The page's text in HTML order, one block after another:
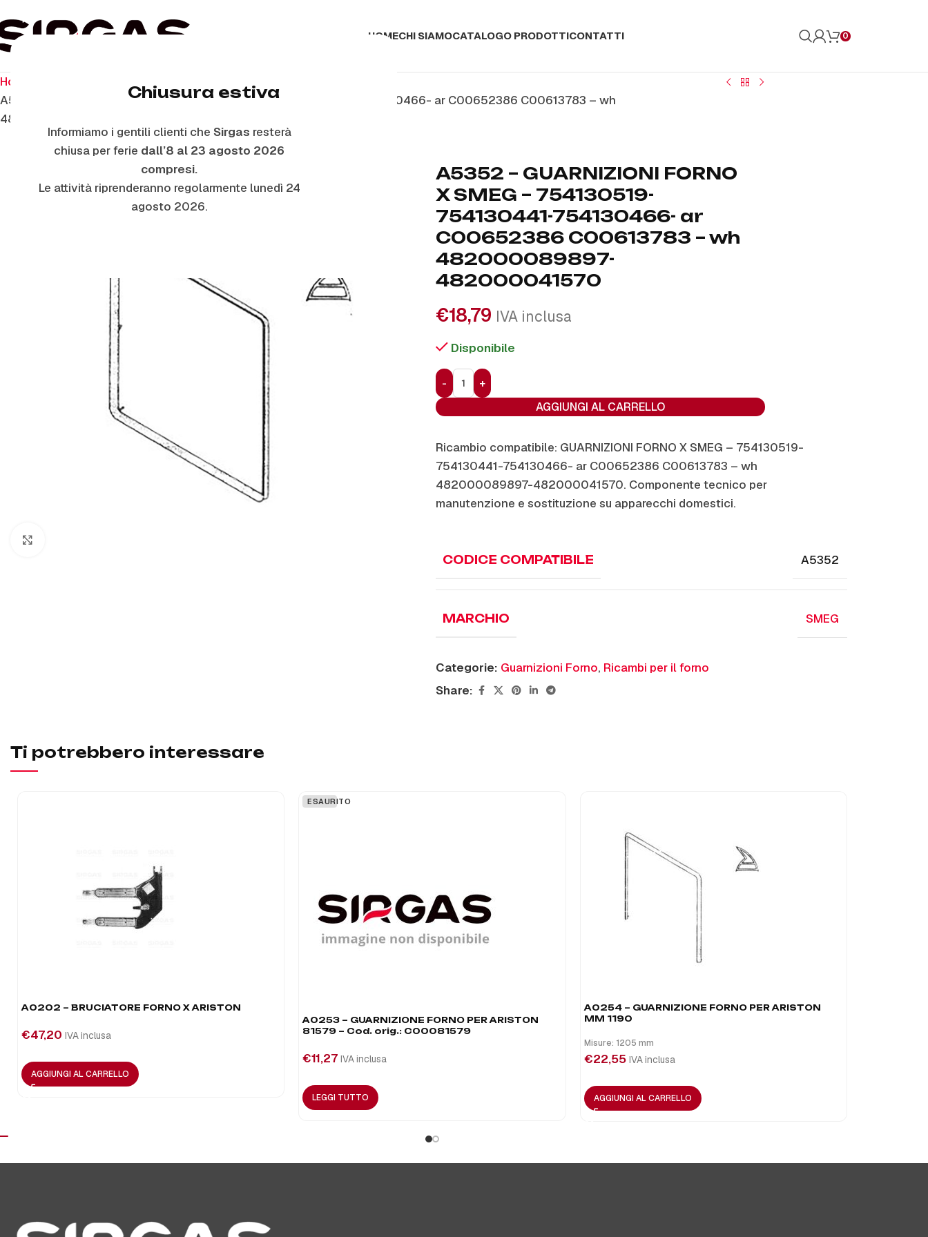
Chiusura estiva
Informiamo i gentili clienti che Sirgas resterà
chiusa per ferie dall’8 al 23 agosto 2026
compresi.
Le attività riprenderanno regolarmente lunedì 24
agosto 2026.
HOMECHI SIAMOCATALOGO PRODOTTICONTATTI 0
Home
A5352 – GUARNIZIONI FORNO X SMEG – 754130519-754130441-754130466- ar C00652386 C00613783 – wh
482000089897-482000041570
A5352 – GUARNIZIONI FORNO
X SMEG – 754130519-
754130441-754130466- ar
C00652386 C00613783 – wh
482000089897-
482000041570
€18,79 IVA inclusa
Disponibile
AGGIUNGI AL CARRELLO
Ricambio compatibile: GUARNIZIONI FORNO X SMEG – 754130519-
754130441-754130466- ar C00652386 C00613783 – wh
482000089897-482000041570. Componente tecnico per
manutenzione e sostituzione su apparecchi domestici.
CODICE COMPATIBILE A5352
MARCHIO SMEG
Categorie: Guarnizioni Forno, Ricambi per il forno
Share:
Ti potrebbero interessare
A0202 – BRUCIATORE FORNO X ARISTON
€47,20 IVA inclusa
AGGIUNGI AL CARRELLO
ESAURITO
A0253 – GUARNIZIONE FORNO PER ARISTON
81579 – Cod. orig.: C00081579
€11,27 IVA inclusa
LEGGI TUTTO
A0254 – GUARNIZIONE FORNO PER ARISTON
MM 1190
Misure: 1205 mm
€22,55 IVA inclusa
AGGIUNGI AL CARRELLO